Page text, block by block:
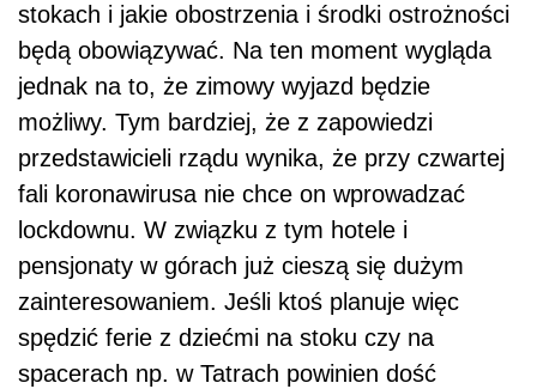
stokach i jakie obostrzenia i środki ostrożności
będą obowiązywać. Na ten moment wygląda
jednak na to, że zimowy wyjazd będzie
możliwy. Tym bardziej, że z zapowiedzi
przedstawicieli rządu wynika, że przy czwartej
fali koronawirusa nie chce on wprowadzać
lockdownu. W związku z tym hotele i
pensjonaty w górach już cieszą się dużym
zainteresowaniem. Jeśli ktoś planuje więc
spędzić ferie z dziećmi na stoku czy na
spacerach np. w Tatrach powinien dość